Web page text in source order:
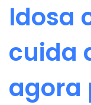
Idosa
cuida
agora